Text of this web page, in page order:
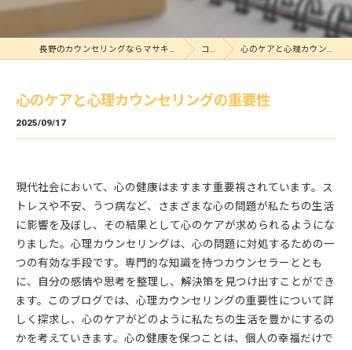
長野のカウンセリングならマサキ鼎カウンセリングルーム コラム 心のケアと心理カウンセリングの重要性
心のケアと心理カウンセリングの重要性
2025/09/17
現代社会において、心の健康はますます重要視されています。ス
トレスや不安、うつ病など、さまざまな心の問題が私たちの生活
に影響を及ぼし、その結果として心のケアが求められるようにな
りました。心理カウンセリングは、心の問題に対処するための一
つの有効な手段です。専門的な知識を持つカウンセラーととも
に、自分の感情や思考を整理し、解決策を見つけ出すことができ
ます。このブログでは、心理カウンセリングの重要性について詳
しく探求し、心のケアがどのように私たちの生活を豊かにするの
かを考えていきます。心の健康を保つことは、個人の幸福だけで